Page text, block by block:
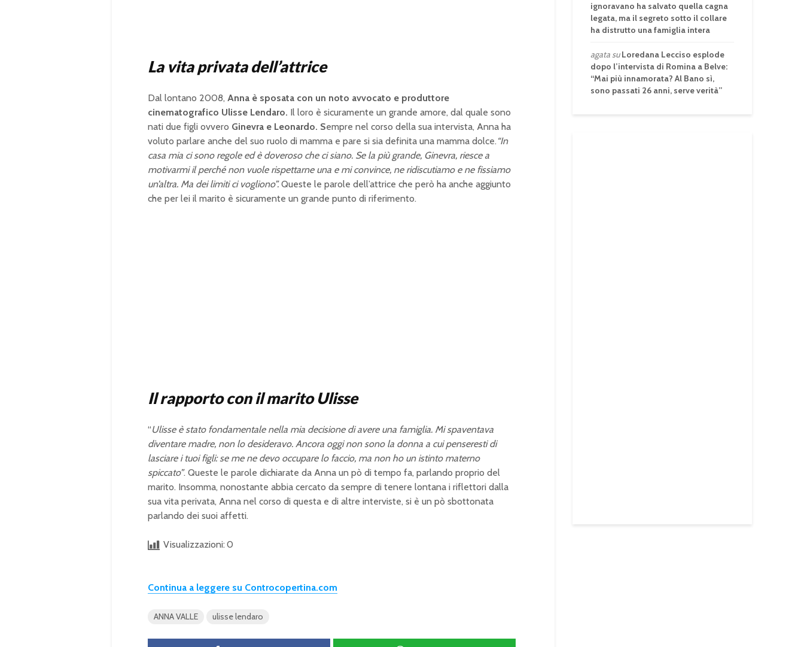
La vita privata dell’attrice
Dal lontano 2008, Anna è sposata con un noto avvocato e produttore
cinematografico Ulisse Lendaro. Il loro è sicuramente un grande amore, dal quale sono
nati due figli ovvero Ginevra e Leonardo. Sempre nel corso della sua intervista, Anna ha
voluto parlare anche del suo ruolo di mamma e pare si sia definita una mamma dolce. “In
casa mia ci sono regole ed è doveroso che ci siano. Se la più grande, Ginevra, riesce a
motivarmi il perché non vuole rispettarne una e mi convince, ne ridiscutiamo e ne fissiamo
un’altra. Ma dei limiti ci vogliono”.Queste le parole dell’attrice che però ha anche aggiunto
che per lei il marito è sicuramente un grande punto di riferimento.
Il rapporto con il marito Ulisse
“Ulisse è stato fondamentale nella mia decisione di avere una famiglia. Mi spaventava
diventare madre, non lo desideravo. Ancora oggi non sono la donna a cui penseresti di
lasciare i tuoi figli: se me ne devo occupare lo faccio, ma non ho un istinto materno
spiccato”. Queste le parole dichiarate da Anna un pò di tempo fa, parlando proprio del
marito. Insomma, nonostante abbia cercato da sempre di tenere lontana i riflettori dalla
sua vita perivata, Anna nel corso di questa e di altre interviste, si è un pò sbottonata
parlando dei suoi affetti.
Visualizzazioni: 0
Continua a leggere su Controcopertina.com
ANNA VALLE ulisse lendaro
ignoravano ha salvato quella cagna
legata, ma il segreto sotto il collare
ha distrutto una famiglia intera
agatasuLoredana Lecciso esplode
dopo l’intervista di Romina a Belve:
“Mai più innamorata? Al Bano sì,
sono passati 26 anni, serve verità”